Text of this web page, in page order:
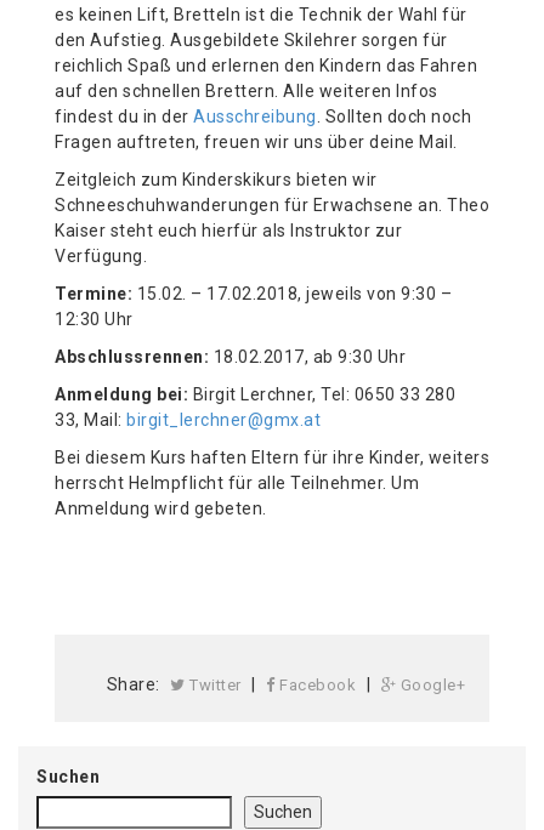
es keinen Lift, Bretteln ist die Technik der Wahl für
den Aufstieg. Ausgebildete Skilehrer sorgen für
reichlich Spaß und erlernen den Kindern das Fahren
auf den schnellen Brettern. Alle weiteren Infos
findest du in der Ausschreibung . Sollten doch noch
Fragen auftreten, freuen wir uns über deine Mail.
Zeitgleich zum Kinderskikurs bieten wir
Schneeschuhwanderungen für Erwachsene an. Theo
Kaiser steht euch hierfür als Instruktor zur
Verfügung.
Termine: 15.02. – 17.02.2018, jeweils von 9:30 –
12:30 Uhr
Abschlussrennen: 18.02.2017, ab 9:30 Uhr
Anmeldung bei: Birgit Lerchner, Tel: 0650 33 280
33, Mail: birgit_lerchner@gmx.at
Bei diesem Kurs haften Eltern für ihre Kinder, weiters
herrscht Helmpflicht für alle Teilnehmer. Um
Anmeldung wird gebeten.
Share: Twitter Facebook Google+
Suchen
Suchen